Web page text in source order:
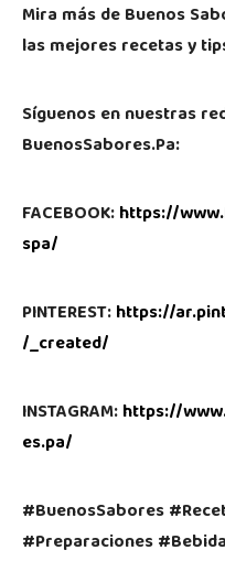
Mira más de Buenos
las mejores recetas y
Síguenos en nuestras
BuenosSabores.Pa:
FACEBOOK:https://
spa/
PINTEREST:https://
/_created/
INSTAGRAM:https://
es.pa/
#BuenosSabores
#Preparaciones